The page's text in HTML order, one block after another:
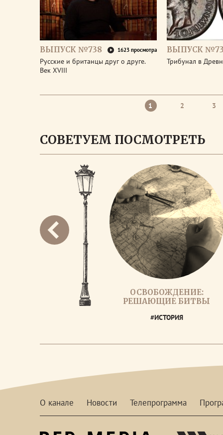
ВЫПУСК №738 1623 просмотра
Русские и британцы друг о друге.
Век XVIII
ВЫПУСК
Трибунал в
1 2 3
СОВЕТУЕМ ПОСМОТРЕТЬ
ОСВОБОЖДЕНИЕ:
РЕШАЮЩИЕ БИТВЫ
#ИСТОРИЯ
О канале Новости Телепрограмма